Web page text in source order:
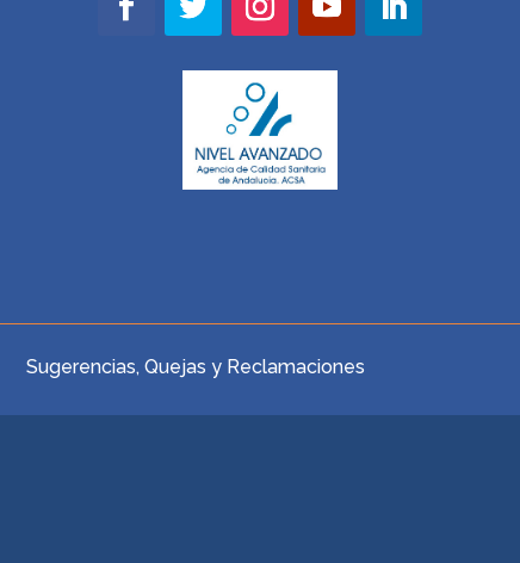
Sugerencias, Quejas y Reclamaciones